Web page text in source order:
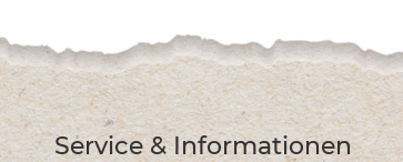
Service & Informationen